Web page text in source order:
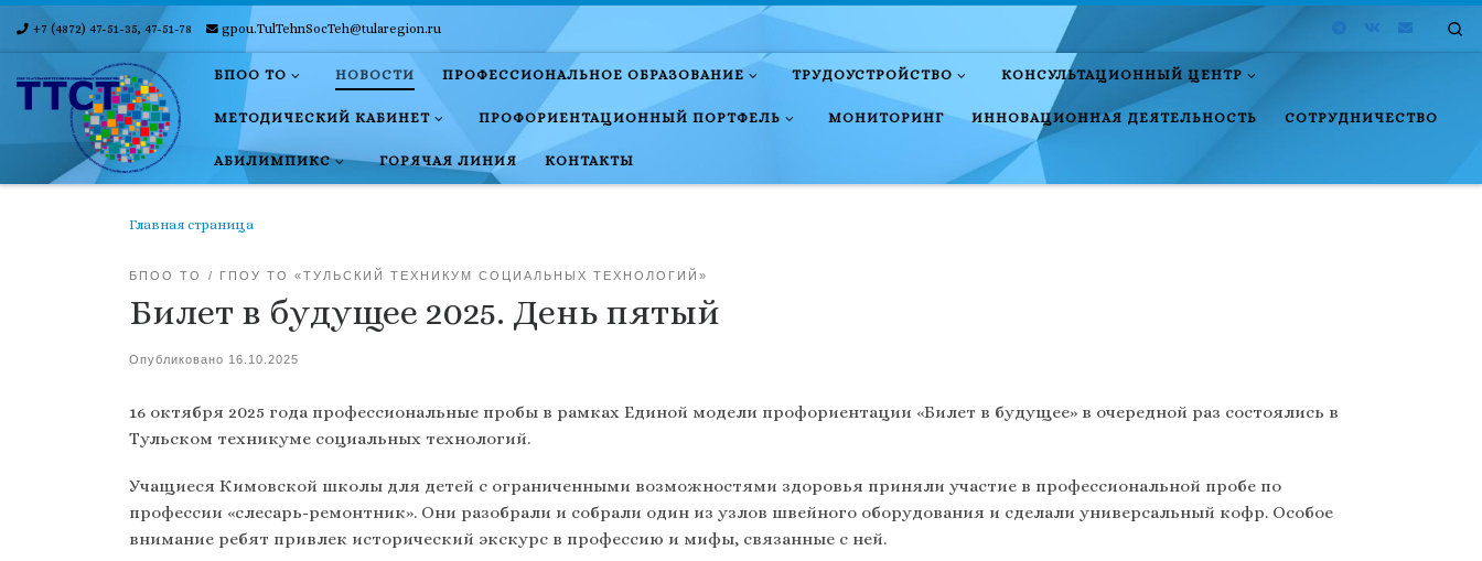
Skip to content
+7 (4872) 47-51-35, 47-51-78 gpou.TulTehnSocTeh@tularegion.ru
БПОО ТО НОВОСТИ ПРОФЕССИОНАЛЬНОЕ ОБРАЗОВАНИЕ ТРУДОУСТРОЙСТВО КОНСУЛЬТАЦИОННЫЙ ЦЕНТР
МЕТОДИЧЕСКИЙ КАБИНЕТ ПРОФОРИЕНТАЦИОННЫЙ ПОРТФЕЛЬ МОНИТОРИНГ ИННОВАЦИОННАЯ ДЕЯТЕЛЬНОСТЬ СОТРУДНИЧЕСТВО
АБИЛИМПИКС ГОРЯЧАЯ ЛИНИЯ КОНТАКТЫ
Главная страница
БПОО ТО ГПОУ ТО «ТУЛЬСКИЙ ТЕХНИКУМ СОЦИАЛЬНЫХ ТЕХНОЛОГИЙ»
Билет в будущее 2025. День пятый
Опубликовано 16.10.2025
16 октября 2025 года профессиональные пробы в рамках Единой модели профориентации «Билет в будущее» в очередной раз состоялись в
Тульском техникуме социальных технологий.
Учащиеся Кимовской школы для детей с ограниченными возможностями здоровья приняли участие в профессиональной пробе по
профессии «слесарь-ремонтник». Они разобрали и собрали один из узлов швейного оборудования и сделали универсальный кофр. Особое
внимание ребят привлек исторический экскурс в профессию и мифы, связанные с ней.